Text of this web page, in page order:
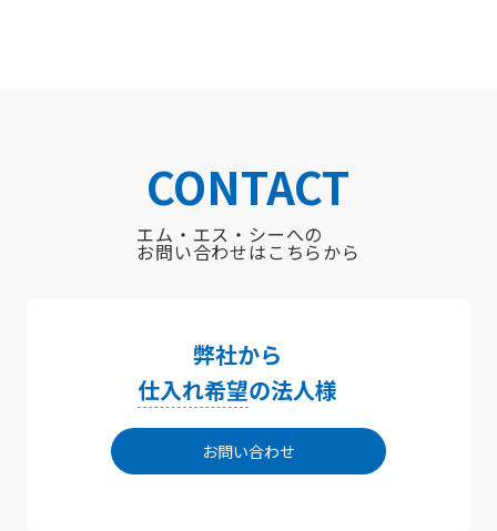
CONTACT
エム・エス・シーへの
お問い合わせはこちらから
弊社から
仕入れ希望の法人様
お問い合わせ